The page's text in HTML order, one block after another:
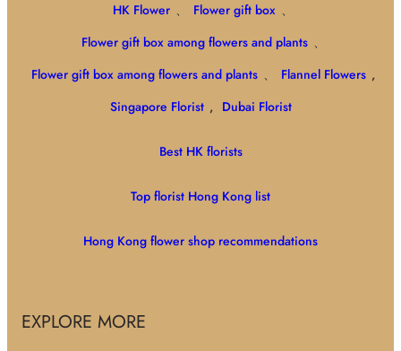
HK Flower 、 Flower gift box 、
Flower gift box among flowers and plants 、
Flower gift box among flowers and plants 、 Flannel Flowers ,
Singapore Florist , Dubai Florist
Best HK florists
Top florist Hong Kong list
Hong Kong flower shop recommendations
EXPLORE MORE